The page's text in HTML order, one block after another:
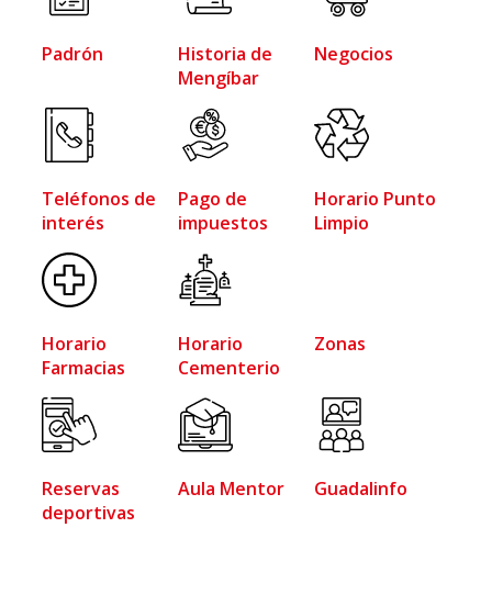
Padrón
Historia de
Mengíbar
Negocios
Teléfonos de
interés
Pago de
impuestos
Horario Punto
Limpio
Horario
Farmacias
Horario
Cementerio
Zonas
Reservas
deportivas
Aula Mentor Guadalinfo